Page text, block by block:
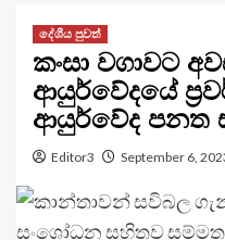
දේශීය පුවත්
කංසා වගාවට
ආයුර්වේදයේ
ආයුර්වේද පනත
Editor3 September 6,